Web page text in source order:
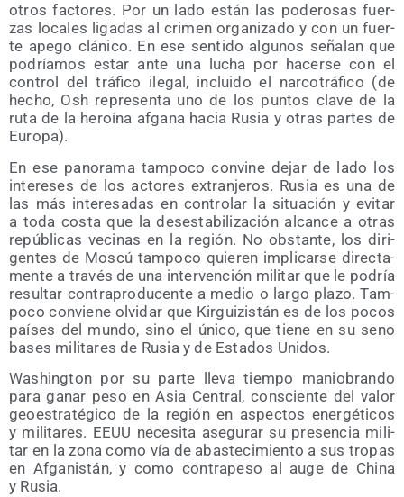
otros fac­to­res. Por un lado están las pode­ro­sas fuer­
zas loca­les liga­das al cri­men orga­ni­za­do y con un fuer­
te ape­go clá­ni­co. En ese sen­ti­do algu­nos seña­lan que
podría­mos estar ante una lucha por hacer­se con el
con­trol del trá­fi­co ile­gal, inclui­do el nar­co­trá­fi­co (de
hecho, Osh repre­sen­ta uno de los pun­tos cla­ve de la
ruta de la heroí­na afga­na hacia Rusia y otras par­tes de
Europa).
En ese pano­ra­ma tam­po­co con­vi­ne dejar de lado los
intere­ses de los acto­res extran­je­ros. Rusia es una de
las más intere­sa­das en con­tro­lar la situa­ción y evi­tar
a toda cos­ta que la des­es­ta­bi­li­za­ción alcan­ce a otras
repú­bli­cas veci­nas en la región. No obs­tan­te, los diri­
gen­tes de Mos­cú tam­po­co quie­ren impli­car­se direc­ta­
men­te a tra­vés de una inter­ven­ción mili­tar que le podría
resul­tar con­tra­pro­du­cen­te a medio o lar­go pla­zo. Tam­
po­co con­vie­ne olvi­dar que Kir­gui­zis­tán es de los pocos
paí­ses del mun­do, sino el úni­co, que tie­ne en su seno
bases mili­ta­res de Rusia y de Esta­dos Unidos.
Washing­ton por su par­te lle­va tiem­po manio­bran­do
para ganar peso en Asia Cen­tral, cons­cien­te del valor
geo­es­tra­té­gi­co de la región en aspec­tos ener­gé­ti­cos
y mili­ta­res. EEUU nece­si­ta ase­gu­rar su pre­sen­cia mili­
tar en la zona como vía de abas­te­ci­mien­to a sus tro­pas
en Afga­nis­tán, y como con­tra­pe­so al auge de Chi­na
y Rusia.